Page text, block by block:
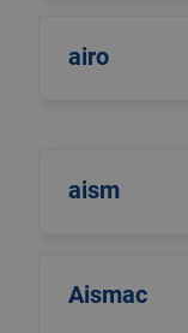
airo
aism
Aismac